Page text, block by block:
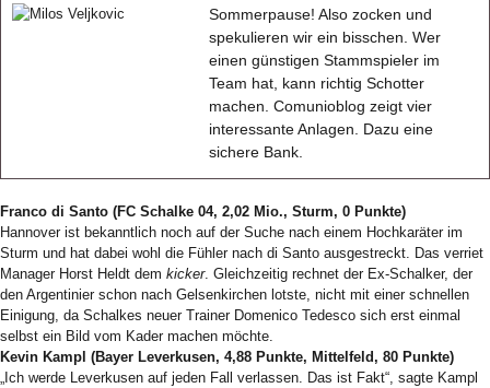
Sommerpause! Also zocken und
spekulieren wir ein bisschen. Wer
einen günstigen Stammspieler im
Team hat, kann richtig Schotter
machen. Comunioblog zeigt vier
interessante Anlagen. Dazu eine
sichere Bank.
Franco di Santo (FC Schalke 04, 2,02 Mio., Sturm, 0 Punkte)
Hannover ist bekanntlich noch auf der Suche nach einem Hochkaräter im
Sturm und hat dabei wohl die Fühler nach di Santo ausgestreckt. Das verriet
Manager Horst Heldt dem kicker. Gleichzeitig rechnet der Ex-Schalker, der
den Argentinier schon nach Gelsenkirchen lotste, nicht mit einer schnellen
Einigung, da Schalkes neuer Trainer Domenico Tedesco sich erst einmal
selbst ein Bild vom Kader machen möchte.
Kevin Kampl (Bayer Leverkusen, 4,88 Punkte, Mittelfeld, 80 Punkte)
„Ich werde Leverkusen auf jeden Fall verlassen. Das ist Fakt“, sagte Kampl